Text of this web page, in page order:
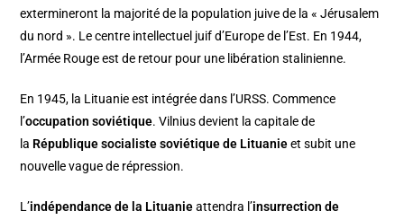
extermineront la majorité de la population juive de la « Jérusalem
du nord ». Le centre intellectuel juif d’Europe de l’Est. En 1944,
l’Armée Rouge est de retour pour une libération stalinienne.
En 1945, la Lituanie est intégrée dans l’URSS. Commence
l’occupation soviétique. Vilnius devient la capitale de
la République socialiste soviétique de Lituanieet subit une
nouvelle vague de répression.
L’indépendance de la Lituanieattendra l’insurrection de